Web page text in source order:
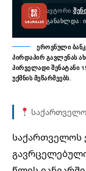
ᲒᲐᲜᲐᲮᲚᲓᲐ:
ᲐᲕᲢᲝᲠᲘ:
ეროვნული
პირდაპირ გავლენას
პირველადი შენატანი
უქმნის მეწარმეებს.
საქართველო
საქართველოს